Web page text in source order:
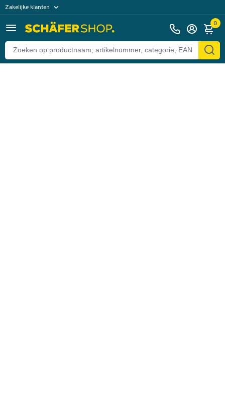
Zakelijke klanten
Particuliere klanten 0
Terug